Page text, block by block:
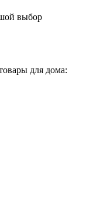
выбор
для дома: